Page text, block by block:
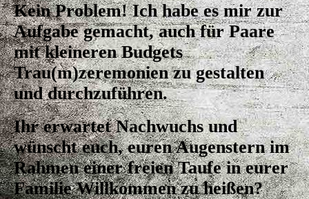
Kein Problem! Ich habe es mir zur
Aufgabe gemacht, auch für Paare
mit kleineren Budgets
Trau(m)zeremonien zu gestalten
und durchzuführen.
Ihr erwartet Nachwuchs und
wünscht euch, euren Augenstern im
Rahmen einer freien Taufe in eurer
Familie Willkommen zu heißen?